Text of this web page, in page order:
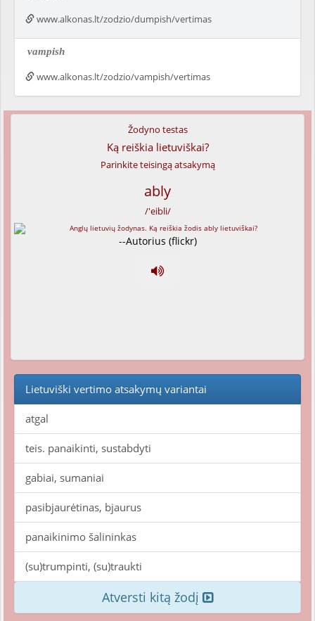
www.alkonas.lt/zodzio/dumpish/vertimas
vampish
www.alkonas.lt/zodzio/vampish/vertimas
Žodyno testas
Ką reiškia lietuviškai?
Parinkite teisingą atsakymą
ably
/'eibli/
--Autorius (flickr)
Lietuviški vertimo atsakymų variantai
atgal
teis. panaikinti, sustabdyti
gabiai, sumaniai
pasibjaurėtinas, bjaurus
panaikinimo šalininkas
(su)trumpinti, (su)traukti
Atversti kitą žodį